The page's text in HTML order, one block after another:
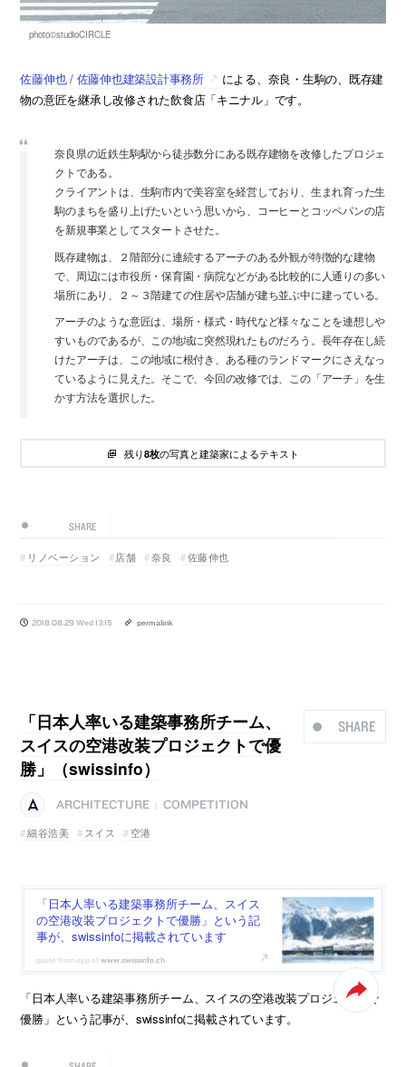
佐藤伸也 / 佐藤伸也建築設計事務所
による、奈良・生駒の、既存建
物の意匠を継承し改修された飲食店「キニナル」です。
奈良県の近鉄生駒駅から徒歩数分にある既存建物を改修したプロジェ
クトである。
クライアントは、生駒市内で美容室を経営しており、生まれ育った生
駒のまちを盛り上げたいという思いから、コーヒーとコッペパンの店
を新規事業としてスタートさせた。
既存建物は、２階部分に連続するアーチのある外観が特徴的な建物
で、周辺には市役所・保育園・病院などがある比較的に人通りの多い
場所にあり、２～３階建ての住居や店舗が建ち並ぶ中に建っている。
アーチのような意匠は、場所・様式・時代など様々なことを連想しや
すいものであるが、この地域に突然現れたものだろう。長年存在し続
けたアーチは、この地域に根付き、ある種のランドマークにさえなっ
ているように見えた。そこで、今回の改修では、この「アーチ」を生
かす方法を選択した。
残り8枚の写真と建築家によるテキスト
SHARE
リノベーション 店舗 奈良 佐藤伸也
2018.08.29 Wed 13:15 permalink
SHARE
「日本人率いる建築事務所チーム、
スイスの空港改装プロジェクトで優
勝」（swissinfo）
ARCHITECTURE
COMPETITION
細谷浩美
スイス 空港
「日本人率いる建築事務所チーム、スイス
の空港改装プロジェクトで優勝」という記
事が、swissinfoに掲載されています
www.swissinfo.ch
「日本人率いる建築事務所チーム、スイスの空港改装プロジェクトで
優勝」という記事が、swissinfoに掲載されています。